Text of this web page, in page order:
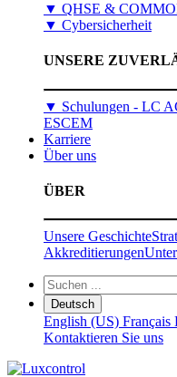
▼ QHSE &
▼ Cybersicherheit
UNSERE
▼ Schulungen - LC
ESCEM
Karriere
Über uns
ÜBER
Unsere Geschichte
Akkreditierungen
Deutsch
English (US) Français
Kontaktieren Sie uns